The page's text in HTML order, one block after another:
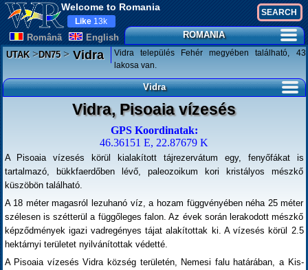
Welcome to Romania
Românã English
Like 13k
ROMANIA
UTAK>DN75>Vidra
Vidra település Fehér megyében található, 43
lakosa van.
Vidra
Vidra, Pisoaia vízesés
GPS Koordinatak:
46.36151 E, 22.87679 K
A Pisoaia vízesés körül kialakított tájrezervátum egy, fenyőfákat is
tartalmazó, bükkfaerdőben lévő, paleozoikum kori kristályos mészkő
küszöbön található.
A 18 méter magasról lezuhanó víz, a hozam függvényében néha 25 méter
szélesen is szétterül a függőleges falon. Az évek során lerakodott mészkő
képződmények igazi vadregényes tájat alakítottak ki. A vízesés körül 2.5
hektárnyi területet nyilvánítottak védetté.
A Pisoaia vízesés Vidra község területén, Nemesi falu határában, a Kis-